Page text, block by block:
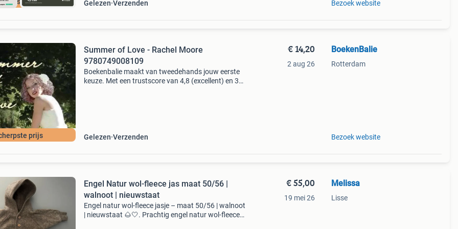
Gelezen Verzenden Bezoek website
prijs
Summer of Love - Rachel Moore
9780749008109
Boekenbalie maakt van tweedehands jouw eerste
keuze. Met een trustscore van 4,8 (excellent) en 30
Gelezen Verzenden
€ 14,20
2 aug 26
BoekenBalie
Rotterdam
Bezoek website
Engel Natur wol-fleece jas maat 50/56 |
walnoot | nieuwstaat
Engel natur wol-fleece jasje – maat 50/56 | walnoot
| nieuwstaat 🌰🤍. Prachtig engel natur wol-fleece
€ 55,00
19 mei 26
Melissa
Lisse